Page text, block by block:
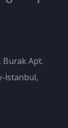
Burak Apt.
İstanbul,